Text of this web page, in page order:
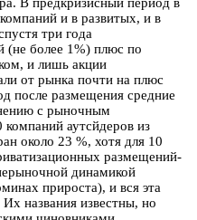
и в развитых, и в
три года
(не более 1%) плюс по
и лишь акции
от рынка почти на плюс
после размещения средние
с рыночным
компаний аутсйдеров из
около 23 %, хотя для 10
размещений-
динамикой
прироста), и вся эта
названия известны, но